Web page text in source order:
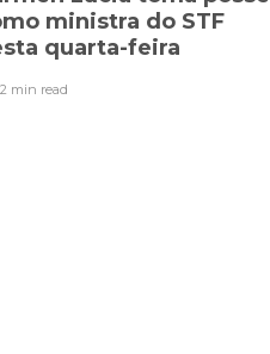
ministra do STF
quarta-feira
2 min read